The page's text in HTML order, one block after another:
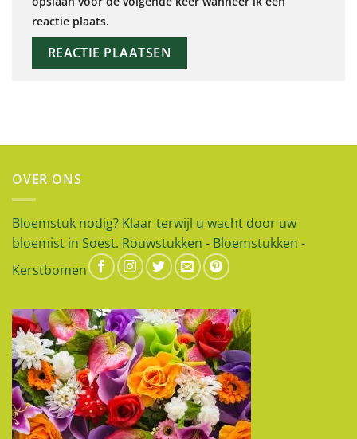
reactie plaats.
OVER ONS
Bloemstuk nodig? Klaar terwijl u wacht door uw
bloemist in Soest. Rouwstukken - Bloemstukken -
Kerstbomen